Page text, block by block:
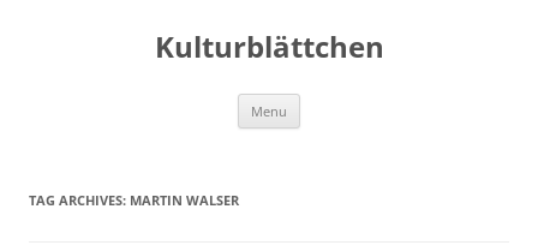
Kulturblättchen
Menu
TAG ARCHIVES: MARTIN WALSER